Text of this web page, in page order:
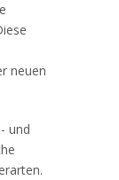
neuen
und